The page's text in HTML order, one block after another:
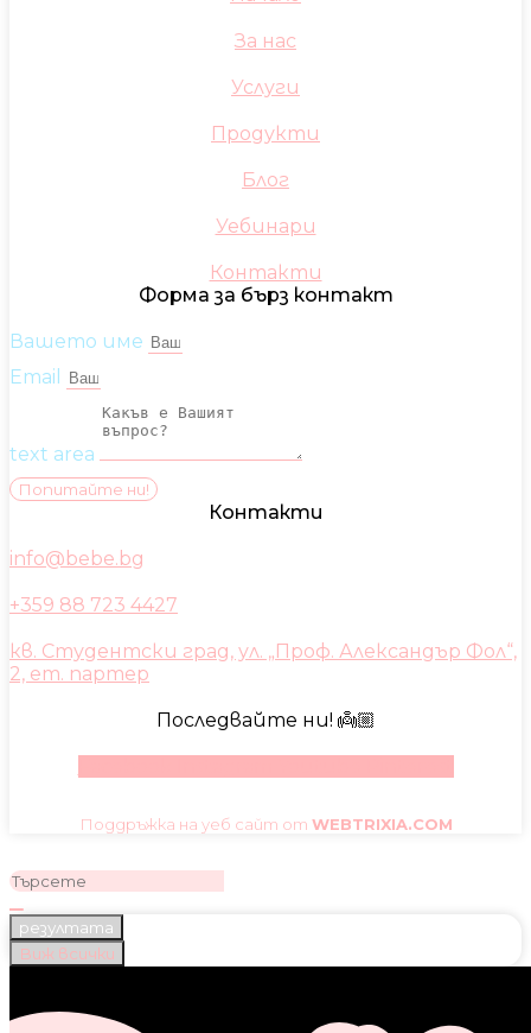
За нас
Услуги
Продукти
Блог
Уебинари
Контакти
Форма за бърз контакт
Вашето име
Email
text area
Попитайте ни!
Контакти
info@bebe.bg
+359 88 723 4427
кв. Студентски град, ул. „Проф. Александър Фол“,
2, ет. партер
Последвайте ни! 👼🏼
Поддръжка на уеб сайт от WEBTRIXIA.COM
резултата
Виж всички